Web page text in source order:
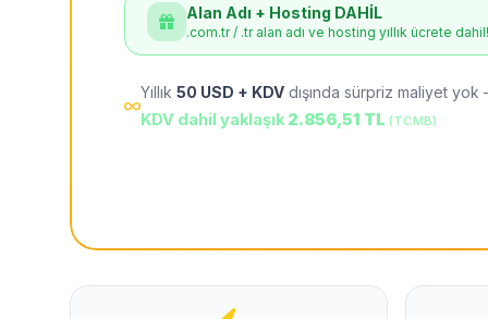
Alan Adı + Hosting DAHİL
.com.tr / .tr alan adı ve hosting yıllık ücrete dahil!
Yıllık 50 USD + KDV dışında sürpriz maliyet
KDV dahil yaklaşık 2.856,51 TL (TCMB)